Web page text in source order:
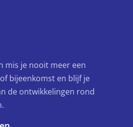
mis je nooit meer een
bijeenkomst en blijf je
de ontwikkelingen rond